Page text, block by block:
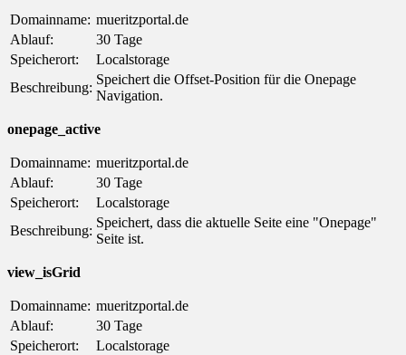
Domainname: mueritzportal.de
Ablauf:
30 Tage
Speicherort:
Localstorage
Beschreibung:
Speichert die Offset-Position für die Onepage
Navigation.
onepage_active
Domainname: mueritzportal.de
Ablauf:
30 Tage
Speicherort:
Localstorage
Beschreibung:
Speichert, dass die aktuelle Seite eine "Onepage"
Seite ist.
view_isGrid
Domainname: mueritzportal.de
Ablauf:
30 Tage
Speicherort:
Localstorage